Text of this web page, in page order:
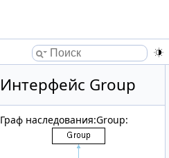
Интерфейс Group
Граф наследования:Group: